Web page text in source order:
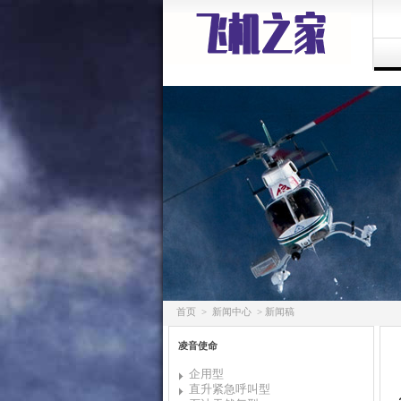
首页 > 新闻中心 > 新闻稿
凌音使命
企用型
直升紧急呼叫型